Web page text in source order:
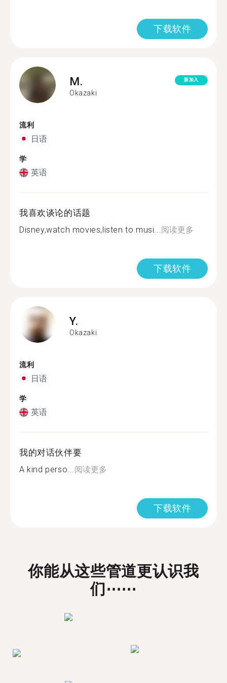
下载软件
M.
Okazaki
新加入
流利
日语
学
英语
我喜欢谈论的话题
Disney,watch movies,listen to musi...阅读更多
下载软件
Y.
Okazaki
流利
日语
学
英语
我的对话伙伴要
A kind perso...阅读更多
下载软件
你能从这些管道更认识我
们⋯⋯